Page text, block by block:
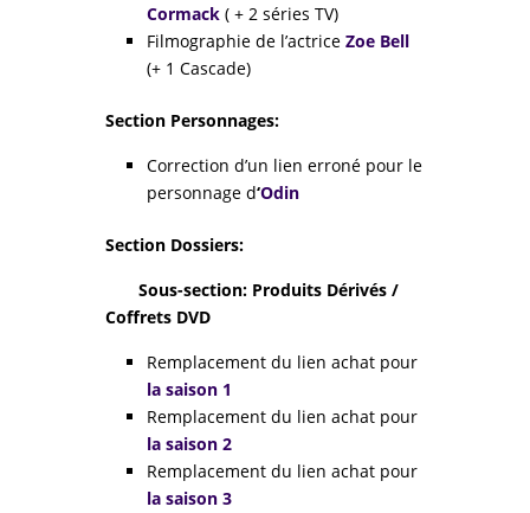
Cormack ( + 2 séries TV)
Filmographie de l’actrice Zoe Bell
(+ 1 Cascade)
Section Personnages:
Correction d’un lien erroné pour le
personnage d‘Odin
Section Dossiers:
Sous-section: Produits Dérivés /
Coffrets DVD
Remplacement du lien achat pour
la saison 1
Remplacement du lien achat pour
la saison 2
Remplacement du lien achat pour
la saison 3